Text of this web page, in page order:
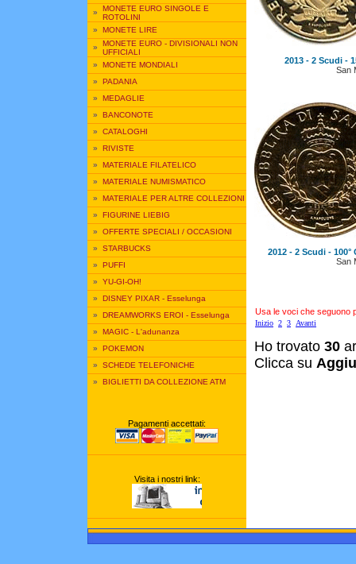
» MONETE EURO SINGOLE E
ROTOLINI
» MONETE LIRE
» MONETE EURO - DIVISIONALI NON
UFFICIALI
» MONETE MONDIALI
» PADANIA
» MEDAGLIE
» BANCONOTE
» CATALOGHI
» RIVISTE
» MATERIALE FILATELICO
» MATERIALE NUMISMATICO
» MATERIALE PER ALTRE COLLEZIONI
» FIGURINE LIEBIG
» OFFERTE SPECIALI / OCCASIONI
» STARBUCKS
» PUFFI
» YU-GI-OH!
» DISNEY PIXAR - Esselunga
» DREAMWORKS EROI - Esselunga
» MAGIC - L'adunanza
» POKEMON
» SCHEDE TELEFONICHE
» BIGLIETTI DA COLLEZIONE ATM
Pagamenti accettati:
Visita i nostri link:
2013 - 2 Scudi -
San
2012 - 2 Scudi -
San
Usa le voci che seguono
Inizio 2 3 Avanti
Ho trovato 30
Clicca su